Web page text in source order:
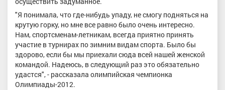
"Я понимала, что где-нибудь упаду, не смогу подняться на
крутую горку, но мне все равно было очень интересно.
Нам, спортсменам-летникам, всегда приятно принять
участие в турнирах по зимним видам спорта. Было бы
здорово, если бы мы приехали сюда всей нашей женской
командой. Надеюсь, в следующий раз это обязательно
удастся", - рассказала олимпийская чемпионка
Олимпиады-2012.